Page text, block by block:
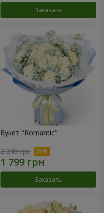
Заказать
Букет "Romantic"
2 249 грн
Заказать